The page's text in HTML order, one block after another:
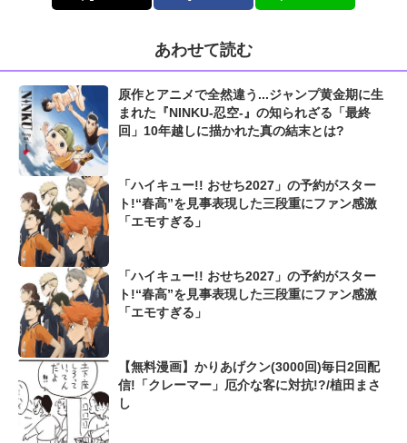
あわせて読む
原作とアニメで全然違う...ジャンプ黄金期に生
まれた『NINKU-忍空-』の知られざる「最終
回」10年越しに描かれた真の結末とは?
「ハイキュー!! おせち2027」の予約がスター
ト!“春高”を見事表現した三段重にファン感激
「エモすぎる」
「ハイキュー!! おせち2027」の予約がスター
ト!“春高”を見事表現した三段重にファン感激
「エモすぎる」
【無料漫画】かりあげクン(3000回)毎日2回配
信!「クレーマー」厄介な客に対抗!?/植田まさ
し